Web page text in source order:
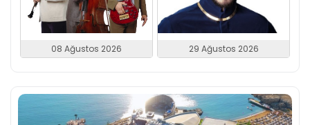
08 Ağustos 2026 29 Ağustos 2026